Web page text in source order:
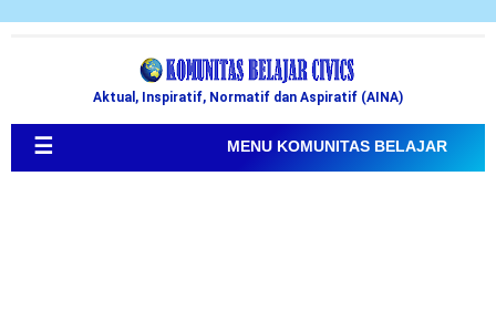
Aktual, Inspiratif, Normatif dan Aspiratif (AINA)
☰ MENU KOMUNITAS BELAJAR